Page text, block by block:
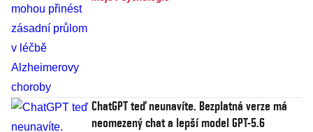
ChatGPT teď neunavíte. Bezplatná verze má
neomezený chat a lepší model GPT-5.6